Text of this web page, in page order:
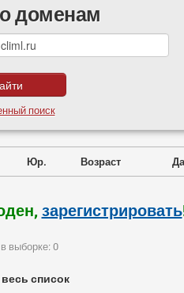
доменам
поиск
Юр. Возраст
зарегистрировать
выборке: 0
список